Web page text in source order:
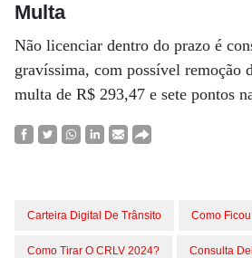
Multa
Não licenciar dentro do prazo é
gravíssima, com possível remoção
multa de R$ 293,47 e sete pontos
Carteira Digital De Trânsito Como
Como Tirar O CRLV 2024? Consulta